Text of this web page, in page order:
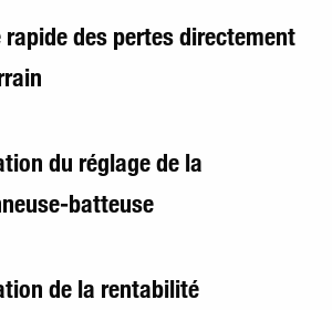
rapide des pertes directement
du réglage de la
batteuse
de la rentabilité